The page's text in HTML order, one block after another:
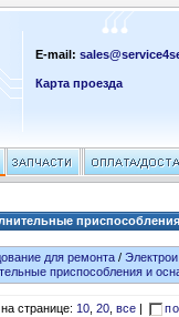
E-mail:
Карта проезда
приспособления
для ремонта /
приспособления и
странице:10,20,все